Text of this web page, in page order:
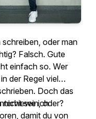
oder man
Falsch. Gute
einfach so. Wer
der Regel viel
Doch das
sein, oder?
ich
damit du von